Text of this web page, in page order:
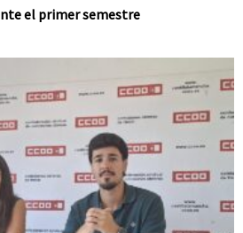
el primer semestre